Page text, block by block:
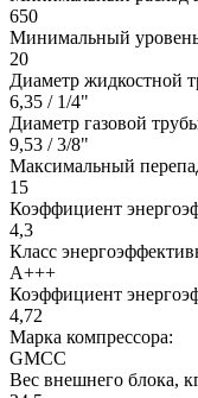
650
Минимальный
20
Диаметр жидкостной
6,35 / 1/4"
Диаметр газовой
9,53 / 3/8"
Максимальный
15
Коэффициент
4,3
Класс
A+++
Коэффициент
4,72
Марка компрессора:
GMCC
Вес внешнего блока,